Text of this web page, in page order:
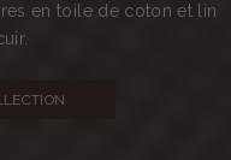
en toile de coton et lin